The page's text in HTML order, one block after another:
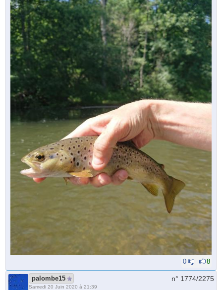
0 8
palombe15
Samedi 20 Juin 2020 à 21:39
n° 1774/2275